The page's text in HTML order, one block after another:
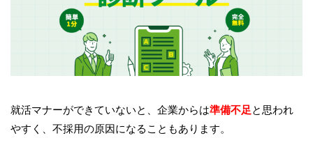
就活マナーができていないと、企業からは準備不足と思われ
やすく、不採用の原因になることもあります。